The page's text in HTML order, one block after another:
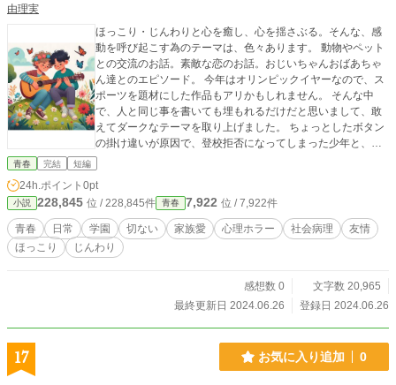
由理実
ほっこり・じんわりと心を癒し、心を揺さぶる。そんな、感
動を呼び起こす為のテーマは、色々あります。 動物やペット
との交流のお話。素敵な恋のお話。おじいちゃんおばあちゃ
ん達とのエピソード。 今年はオリンピックイヤーなので、ス
ポーツを題材にした作品もアリかもしれません。 そんな中
で、人と同じ事を書いても埋もれるだけだと思いまして、敢
えてダークなテーマを取り上げました。 ちょっとしたボタン
の掛け違いが原因で、登校拒否になってしまった少年と、そ
の出来事を通して家族の絆を深めて行き、最後には、希望の
青春 完結 短編
24h.ポイント 0pt
小説 228,845 位 / 228,845件 青春 7,922 位 / 7,922件
青春 日常 学園 切ない 家族愛 心理ホラー 社会病理
友情
ほっこり
じんわり
感想数 0
文字数 20,965
最終更新日 2024.06.26
登録日 2024.06.26
17 お気に入り追加 0